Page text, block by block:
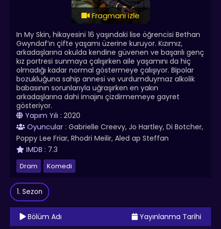
Fragmanı izle
In My Skin, hikayesini 16 yaşındaki lise öğrencisi Bethan
Gwyndaf’ın çifte yaşamı üzerine kuruyor. Kızımız,
arkadaşlarına okulda kendine güvenen ve başarılı genç
kız portresi sunmaya çalışırken aile yaşamını da hiç
olmadığı kadar normal göstermeye çalışıyor. Bipolar
bozukluğuna sahip annesi ve vurdumduymaz alkolik
babasının sorunlarıyla uğraşırken en yakın
arkadaşlarına dahi imajını çizdirmemeye gayret
gösteriyor.
Yapım Yılı : 2020
Oyuncular : Gabrielle Creevy, Jo Hartley, Di Botcher,
Poppy Lee Friar, Rhodri Meilir, Aled ap Steffan
IMDB : 7.3
Dram Komedi
1. Sezon
Bölüm Adı Yayınlanma Tarihi